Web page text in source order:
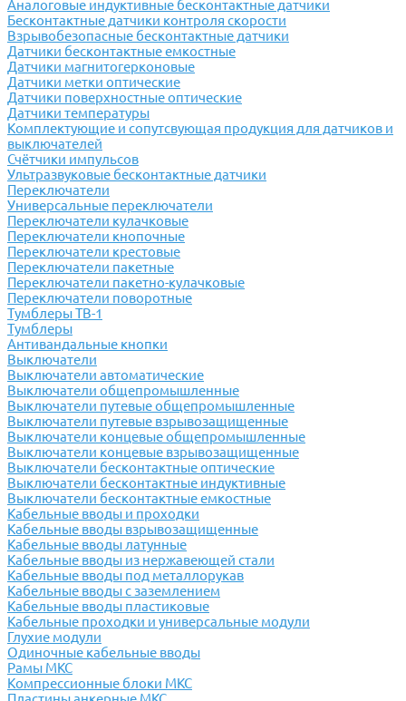
Аналоговые индуктивные бесконтактные датчики
Бесконтактные датчики контроля скорости
Взрывобезопасные бесконтактные датчики
Датчики бесконтактные емкостные
Датчики магнитогерконовые
Датчики метки оптические
Датчики поверхностные оптические
Датчики температуры
Комплектующие и сопутсвующая продукция для датчиков и
выключателей
Счётчики импульсов
Ультразвуковые бесконтактные датчики
Переключатели
Универсальные переключатели
Переключатели кулачковые
Переключатели кнопочные
Переключатели крестовые
Переключатели пакетные
Переключатели пакетно-кулачковые
Переключатели поворотные
Тумблеры ТВ-1
Тумблеры
Антивандальные кнопки
Выключатели
Выключатели автоматические
Выключатели общепромышленные
Выключатели путевые общепромышленные
Выключатели путевые взрывозащищенные
Выключатели концевые общепромышленные
Выключатели концевые взрывозащищенные
Выключатели бесконтактные оптические
Выключатели бесконтактные индуктивные
Выключатели бесконтактные емкостные
Кабельные вводы и проходки
Кабельные вводы взрывозащищенные
Кабельные вводы латунные
Кабельные вводы из нержавеющей стали
Кабельные вводы под металлорукав
Кабельные вводы с заземлением
Кабельные вводы пластиковые
Кабельные проходки и универсальные модули
Глухие модули
Одиночные кабельные вводы
Рамы МКС
Компрессионные блоки МКС